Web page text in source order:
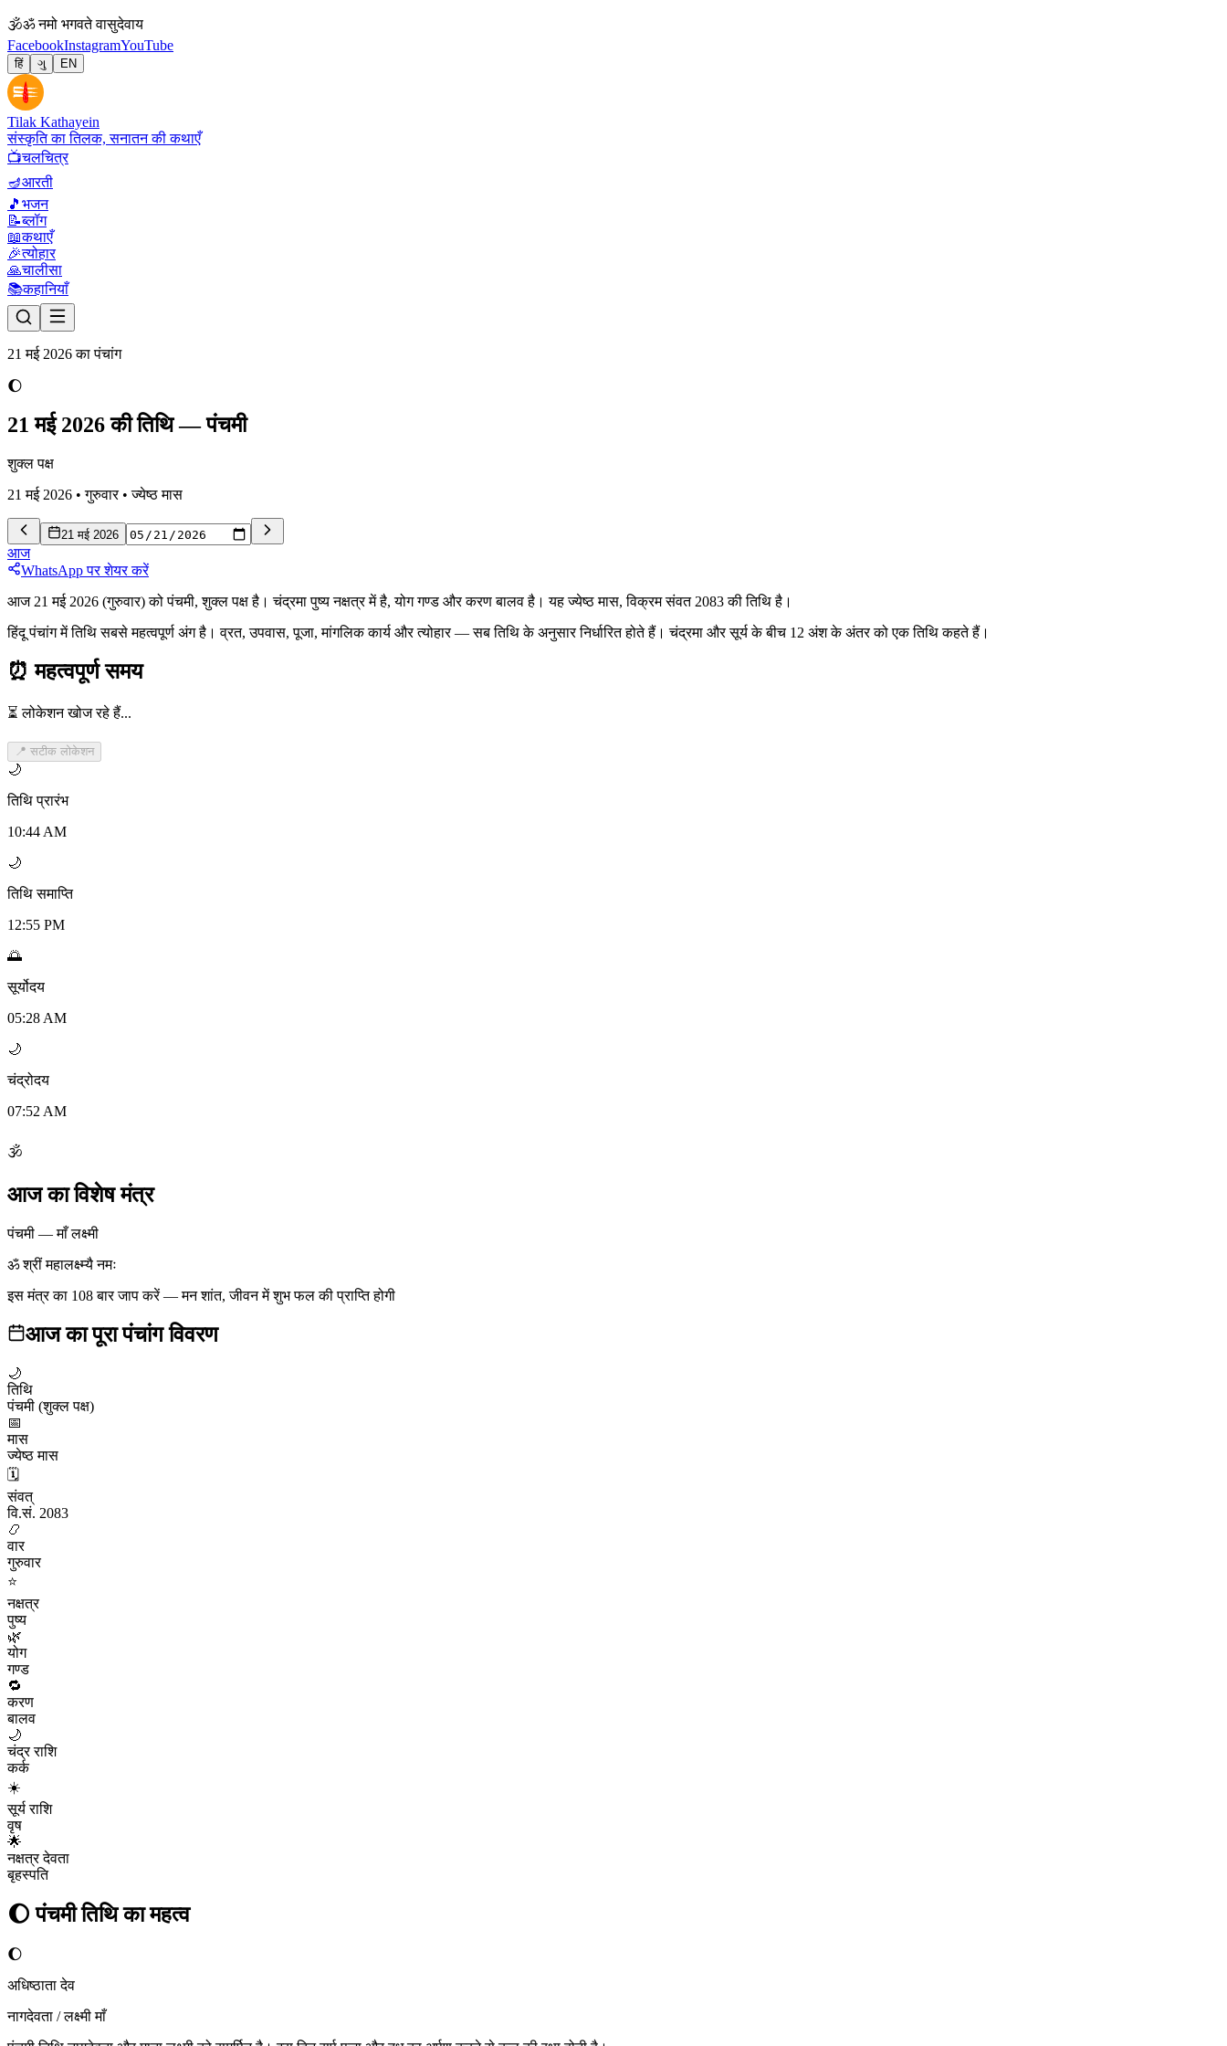
🕉ॐ नमो भगवते वासुदेवाय
FacebookInstagramYouTube
हिं ગુ EN
Tilak Kathayein
संस्कृति का तिलक, सनातन की कथाएँ
📺चलचित्र
🪔आरती
🎵 भजन
📝ब्लॉग
📖कथाएँ
🎉त्योहार
🙏चालीसा
📚कहानियाँ
21 मई 2026 का पंचांग
🌔
21 मई 2026 की तिथि—पंचमी
शुक्ल पक्ष
21 मई 2026 •गुरुवार•ज्येष्ठ मास
21 मई 2026
आज
WhatsApp पर शेयर करें
आज 21 मई 2026 (गुरुवार) को पंचमी, शुक्ल पक्ष है। चंद्रमा पुष्य नक्षत्र में है, योग गण्ड और करण बालव है। यह ज्येष्ठ मास, विक्रम संवत 2083 की तिथि है।
हिंदू पंचांग में तिथि सबसे महत्वपूर्ण अंग है। व्रत, उपवास, पूजा, मांगलिक कार्य और त्योहार — सब तिथि के अनुसार निर्धारित होते हैं। चंद्रमा और सूर्य के बीच 12 अंश के अंतर को एक तिथि कहते हैं।
⏰महत्वपूर्ण समय
⏳ लोकेशन खोज रहे हैं...
📍 सटीक लोकेशन
🌙
तिथि प्रारंभ
10:44 AM
🌙
तिथि समाप्ति
12:55 PM
🌅
सूर्योदय
05:28 AM
🌙
चंद्रोदय
07:52 AM
🕉
आज का विशेष मंत्र
पंचमी —माँ लक्ष्मी
ॐ श्रीं महालक्ष्म्यै नमः
इस मंत्र का 108 बार जाप करें — मन शांत, जीवन में शुभ फल की प्राप्ति होगी
आज का पूरा पंचांग विवरण
🌙
तिथि
पंचमी (शुक्ल पक्ष)
📅
मास
ज्येष्ठ मास
🗓️
संवत्
वि.सं. 2083
📿
वार
गुरुवार
⭐
नक्षत्र
पुष्य
🌿
योग
गण्ड
🔁
करण
बालव
🌙
चंद्र राशि
कर्क
☀️
सूर्य राशि
वृष
🌟
नक्षत्र देवता
बृहस्पति
🌔 पंचमी तिथि का महत्व
🌔
अधिष्ठाता देव
नागदेवता / लक्ष्मी माँ